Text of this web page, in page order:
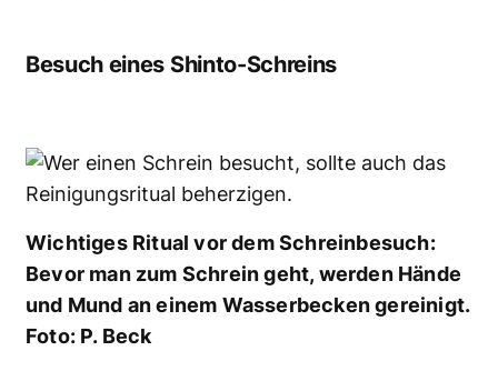
Besuch eines Shinto-Schreins
Wichtiges Ritual vor dem Schreinbesuch:
Bevor man zum Schrein geht, werden Hände
und Mund an einem Wasserbecken gereinigt.
Foto: P. Beck